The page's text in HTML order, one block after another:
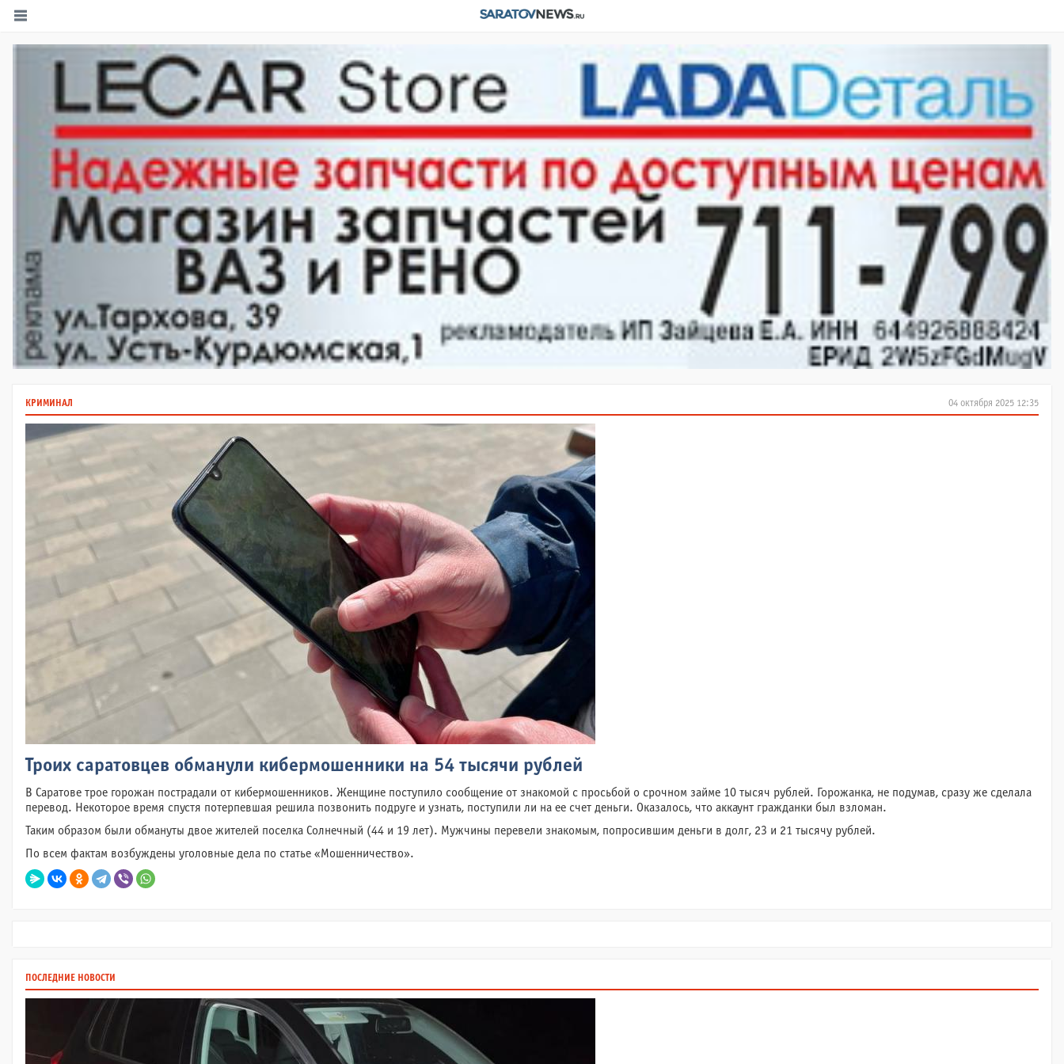
04 октября 2025 12:35
КРИМИНАЛ
Троих саратовцев обманули кибермошенники на 54 тысячи рублей
В Саратове трое горожан пострадали от кибермошенников. Женщине поступило сообщение от знакомой с просьбой о срочном займе 10 тысяч рублей. Горожанка, не подумав, сразу же сделала
перевод. Некоторое время спустя потерпевшая решила позвонить подруге и узнать, поступили ли на ее счет деньги. Оказалось, что аккаунт гражданки был взломан.
Таким образом были обмануты двое жителей поселка Солнечный (44 и 19 лет). Мужчины перевели знакомым, попросившим деньги в долг, 23 и 21 тысячу рублей.
По всем фактам возбуждены уголовные дела по статье «Мошенничество».
ПОСЛЕДНИЕ НОВОСТИ